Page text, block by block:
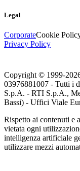
Legal
CorporateCookie
Privacy Policy
Copyright © 1999-
03976881007 - Tutti i
S.p.A. - RTI S.p.A.,
Bassi) - Uffici Viale
Rispetto ai contenuti e
vietata ogni
intelligenza artificiale
utilizzare mezzi